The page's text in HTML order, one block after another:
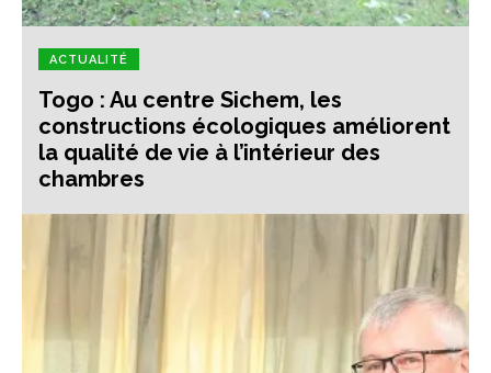
ACTUALITÉ
Togo : Au centre Sichem, les
constructions écologiques améliorent
la qualité de vie à l’intérieur des
chambres